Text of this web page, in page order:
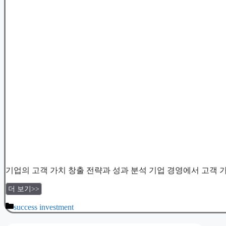
기업의 고객 가치 창출 전략과 성과 분석 기업 경영에서 고객
더 보기>>
Categories
success investment